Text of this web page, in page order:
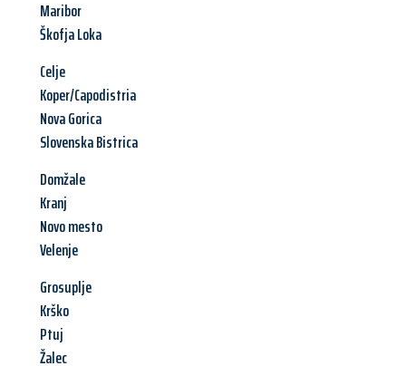
Maribor
Škofja Loka
Celje
Koper/Capodistria
Nova Gorica
Slovenska Bistrica
Domžale
Kranj
Novo mesto
Velenje
Grosuplje
Krško
Ptuj
Žalec